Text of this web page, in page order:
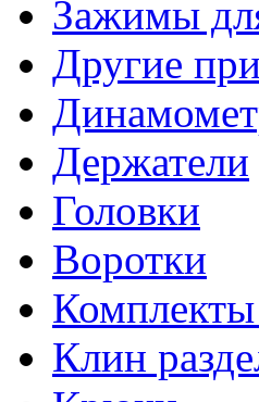
Зажимы
Другие
Держатели
Головки
Воротки
Комплекты
Клин